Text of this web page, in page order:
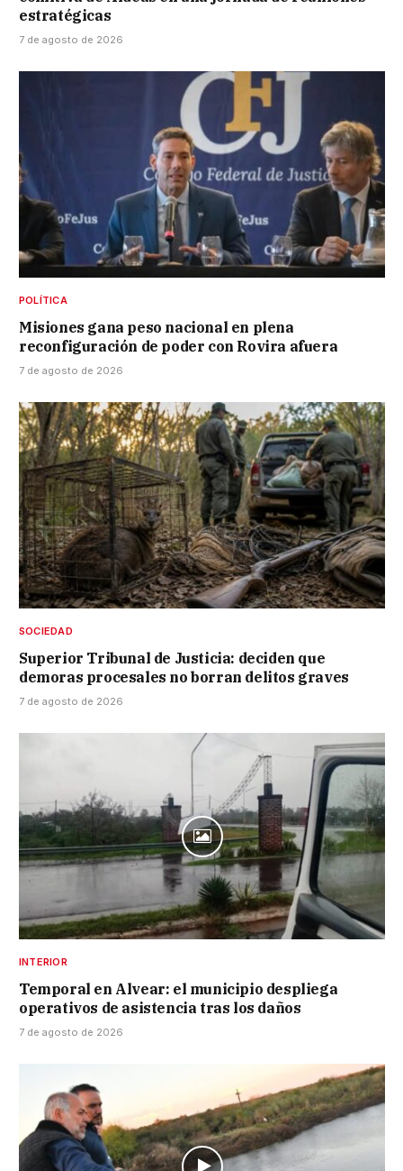
estratégicas
7 de agosto de 2026
POLÍTICA
Misiones gana peso nacional en plena
reconfiguración de poder con Rovira afuera
7 de agosto de 2026
SOCIEDAD
Superior Tribunal de Justicia: deciden que
demoras procesales no borran delitos graves
7 de agosto de 2026
INTERIOR
Temporal en Alvear: el municipio despliega
operativos de asistencia tras los daños
7 de agosto de 2026